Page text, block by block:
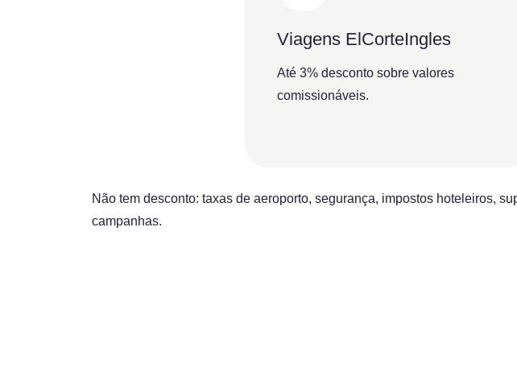
Viagens ElCorteIngles
Até 3% desconto sobre valores
comissionáveis.
Não tem desconto: taxas de aeroporto, segurança, impostos hoteleiros,
campanhas.